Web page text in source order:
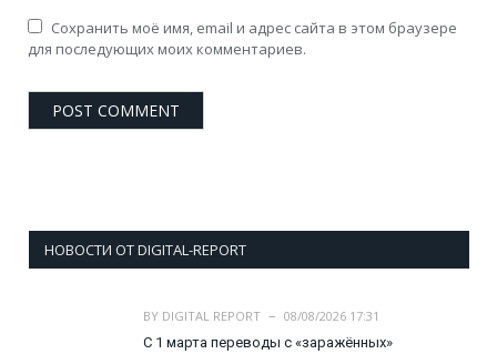
Сохранить моё имя, email и адрес сайта в этом браузере
для последующих моих комментариев.
НОВОСТИ ОТ DIGITAL-REPORT
BY DIGITAL REPORT
08/08/2026 17:31
С 1 марта переводы с «заражённых»